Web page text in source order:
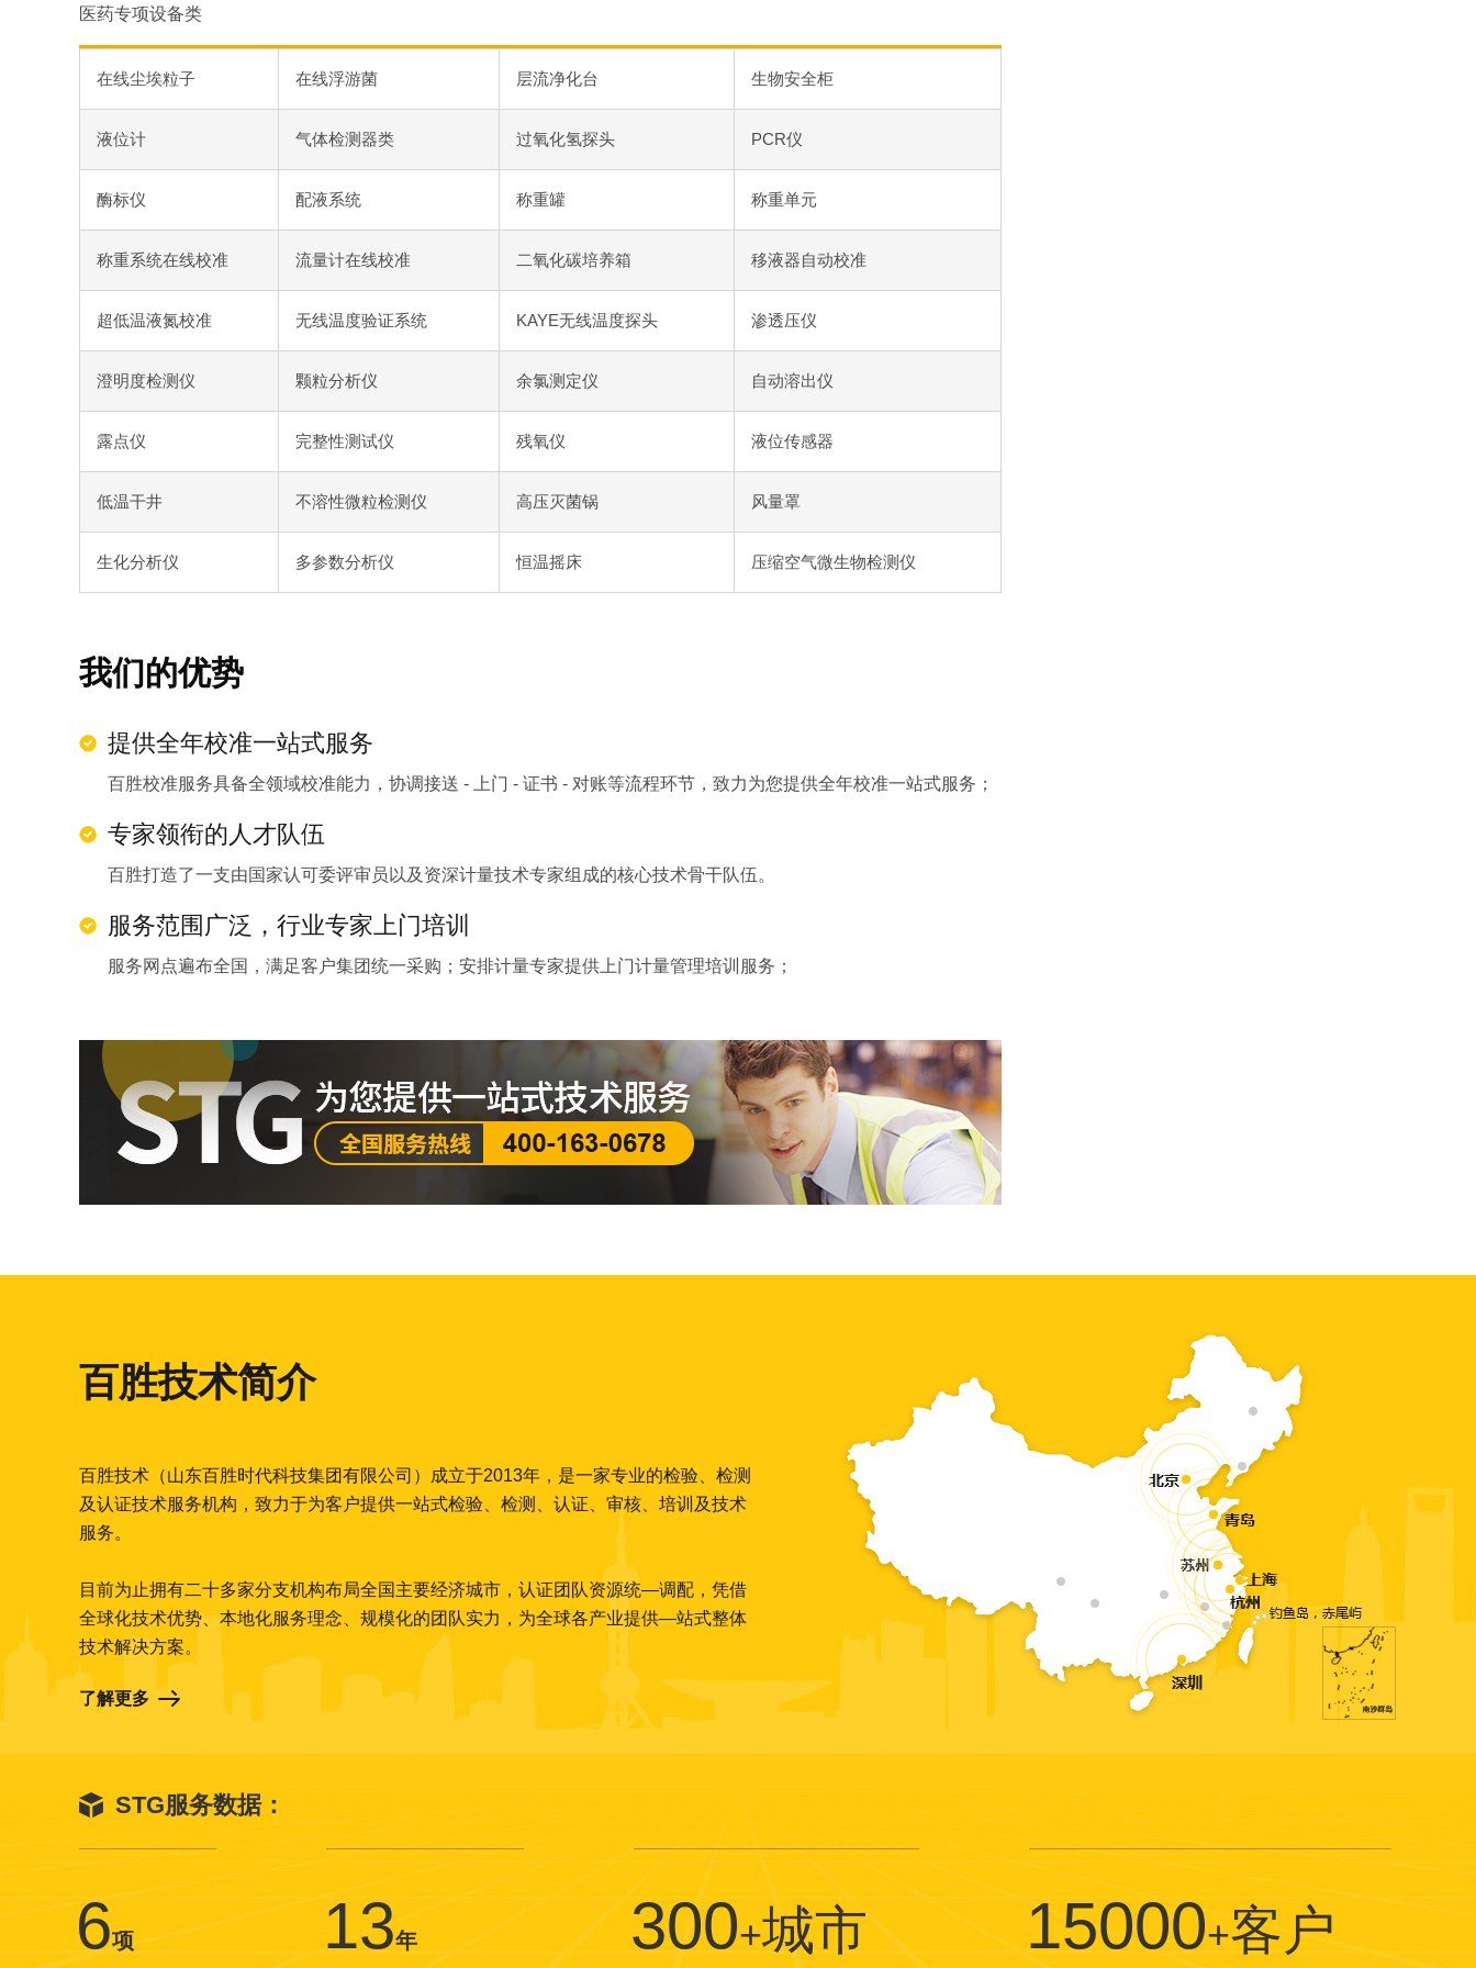
医药专项设备类
在线尘埃粒子 在线浮游菌 层流净化台 生物安全柜
液位计 气体检测器类 过氧化氢探头 PCR仪
酶标仪 配液系统 称重罐 称重单元
称重系统在线校准 流量计在线校准 二氧化碳培养箱 移液器自动校准
超低温液氮校准 无线温度验证系统 KAYE无线温度探头 渗透压仪
澄明度检测仪 颗粒分析仪 余氯测定仪 自动溶出仪
露点仪 完整性测试仪 残氧仪 液位传感器
低温干井 不溶性微粒检测仪 高压灭菌锅 风量罩
生化分析仪 多参数分析仪 恒温摇床 压缩空气微生物检测仪
我们的优势
提供全年校准一站式服务
百胜校准服务具备全领域校准能力，协调接送 - 上门 - 证书 - 对账等流程环节，致力为您提供全年校准一站式服务；
专家领衔的人才队伍
百胜打造了一支由国家认可委评审员以及资深计量技术专家组成的核心技术骨干队伍。
服务范围广泛，行业专家上门培训
服务网点遍布全国，满足客户集团统一采购；安排计量专家提供上门计量管理培训服务；
百胜技术简介
百胜技术（山东百胜时代科技集团有限公司）成立于2013年，是一家专业的检验、检测
及认证技术服务机构，致力于为客户提供一站式检验、检测、认证、审核、培训及技术
服务。
目前为止拥有二十多家分支机构布局全国主要经济城市，认证团队资源统—调配，凭借
全球化技术优势、本地化服务理念、规模化的团队实力，为全球各产业提供—站式整体
技术解决方案。
了解更多
STG服务数据：
6项 13年 300+城市 15000+客户